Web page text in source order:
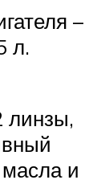
–
л.
линзы,
и